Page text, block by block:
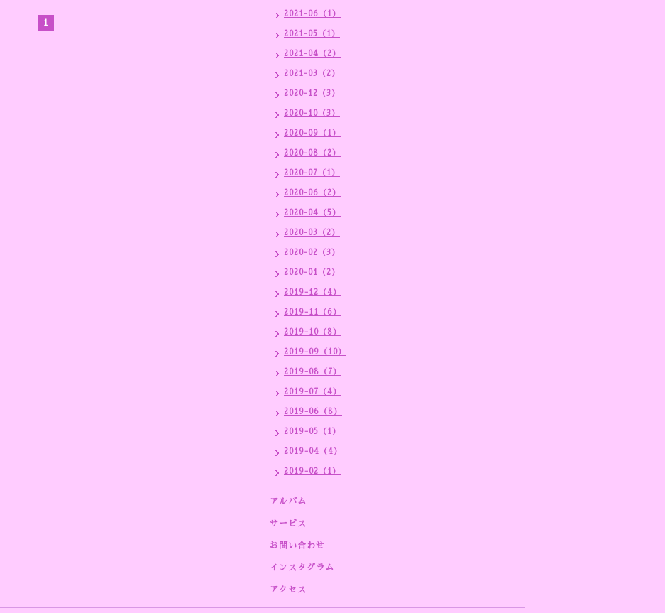
1
2021-06（1）
2021-05（1）
2021-04（2）
2021-03（2）
2020-12（3）
2020-10（3）
2020-09（1）
2020-08（2）
2020-07（1）
2020-06（2）
2020-04（5）
2020-03（2）
2020-02（3）
2020-01（2）
2019-12（4）
2019-11（6）
2019-10（8）
2019-09（10）
2019-08（7）
2019-07（4）
2019-06（8）
2019-05（1）
2019-04（4）
2019-02（1）
アルバム
サービス
お問い合わせ
インスタグラム
アクセス